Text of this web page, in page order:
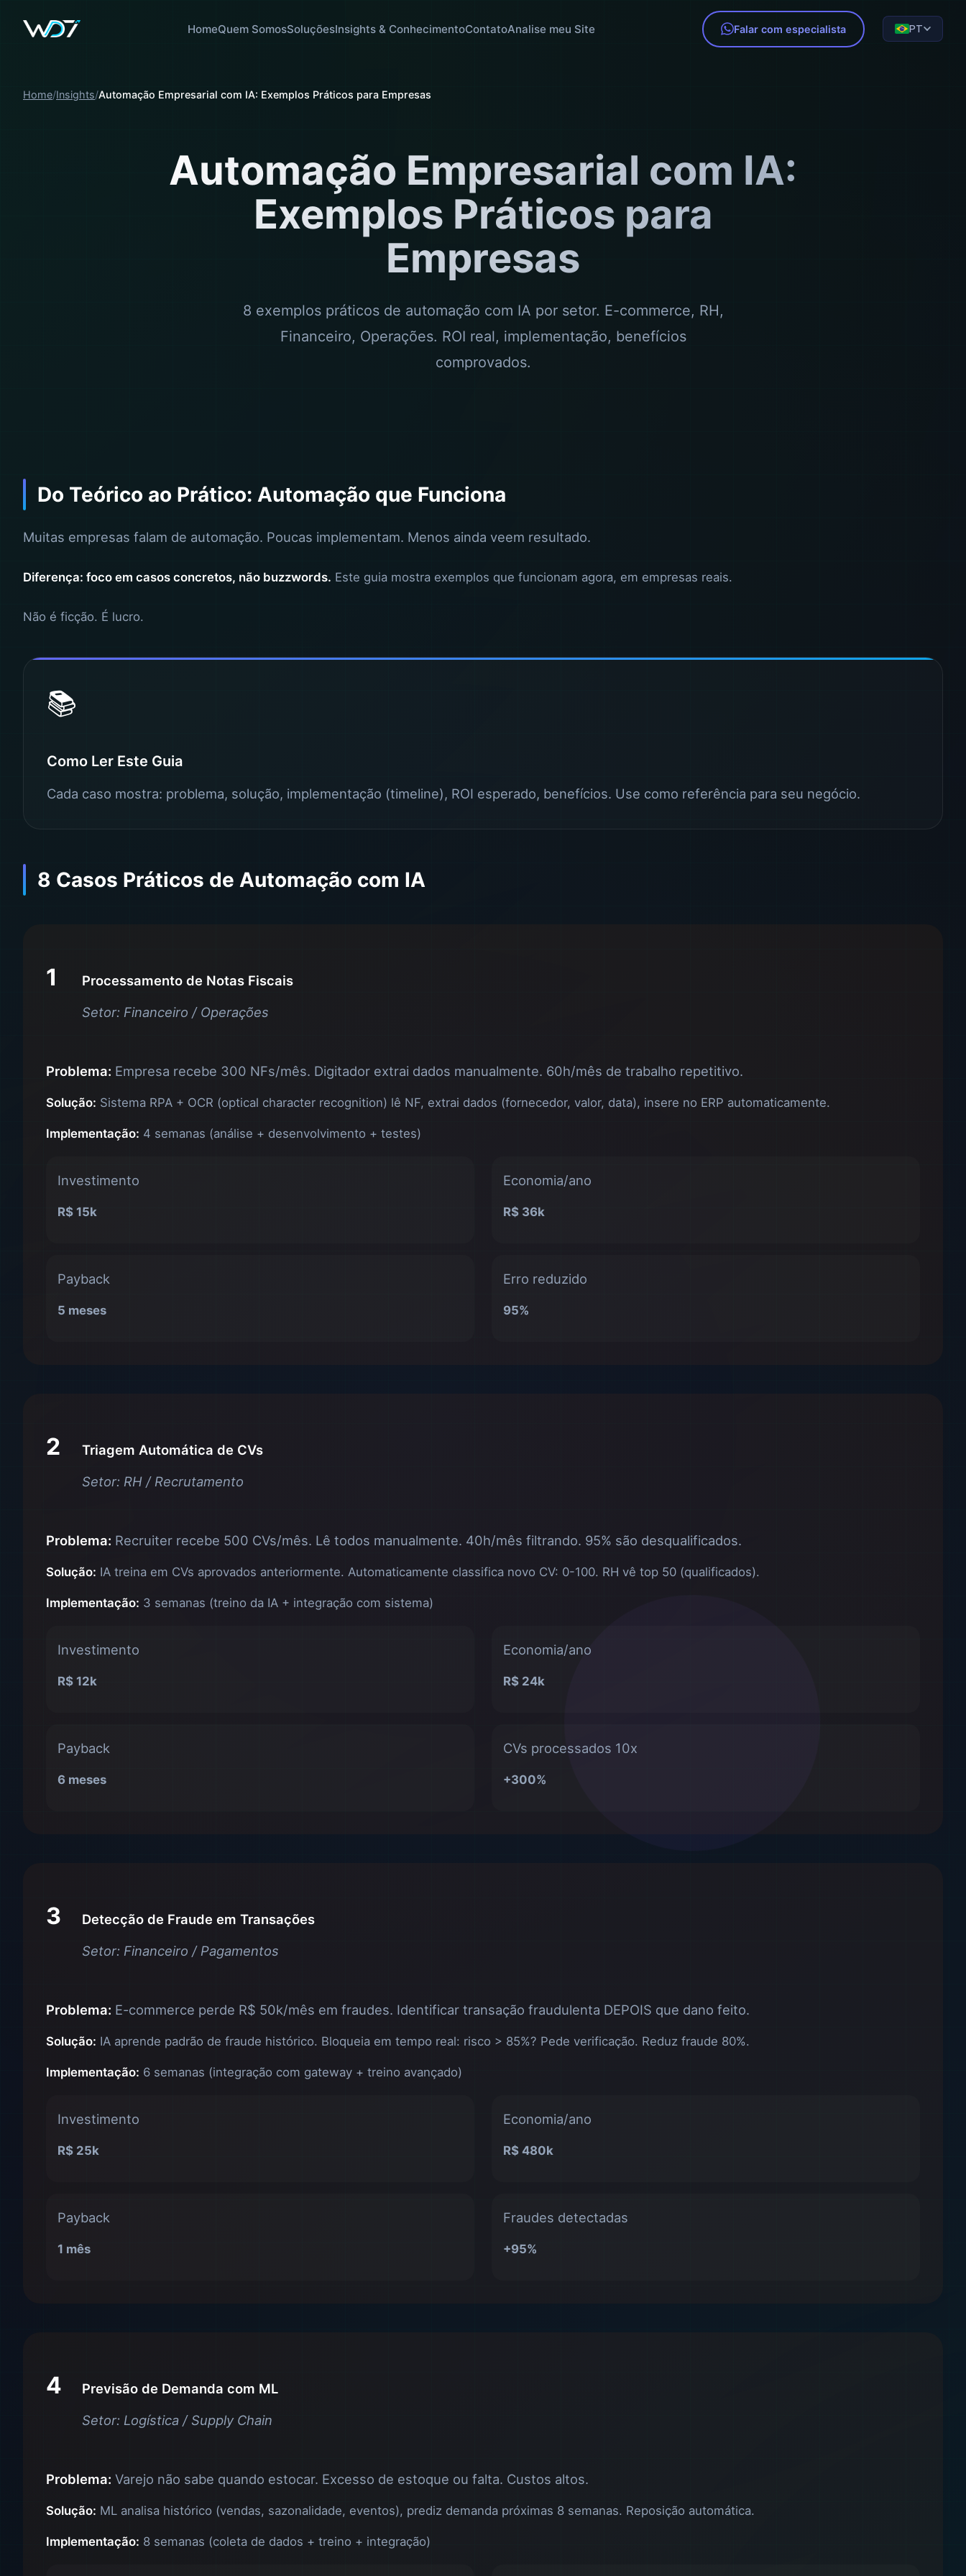
HomeQuem SomosSoluçõesInsights & ConhecimentoContatoAnalise meu Site Falar com especialista PT
Home Insights Automação Empresarial com IA: Exemplos Práticos para Empresas
Automação Empresarial com IA:
Exemplos Práticos para
Empresas
8 exemplos práticos de automação com IA por setor. E-commerce, RH,
Financeiro, Operações. ROI real, implementação, benefícios
comprovados.
Do Teórico ao Prático: Automação que Funciona
Muitas empresas falam de automação. Poucas implementam. Menos ainda veem resultado.
Diferença: foco em casos concretos, não buzzwords. Este guia mostra exemplos que funcionam agora, em empresas reais.
Não é ficção. É lucro.
📚
Como Ler Este Guia
Cada caso mostra: problema, solução, implementação (timeline), ROI esperado, benefícios. Use como referência para seu negócio.
8 Casos Práticos de Automação com IA
1
Processamento de Notas Fiscais
Setor: Financeiro / Operações
Problema: Empresa recebe 300 NFs/mês. Digitador extrai dados manualmente. 60h/mês de trabalho repetitivo.
Solução: Sistema RPA + OCR (optical character recognition) lê NF, extrai dados (fornecedor, valor, data), insere no ERP automaticamente.
Implementação: 4 semanas (análise + desenvolvimento + testes)
Investimento
R$ 15k
Economia/ano
R$ 36k
Payback
5 meses
Erro reduzido
95%
2
Triagem Automática de CVs
Setor: RH / Recrutamento
Problema: Recruiter recebe 500 CVs/mês. Lê todos manualmente. 40h/mês filtrando. 95% são desqualificados.
Solução: IA treina em CVs aprovados anteriormente. Automaticamente classifica novo CV: 0-100. RH vê top 50 (qualificados).
Implementação: 3 semanas (treino da IA + integração com sistema)
Investimento
R$ 12k
Economia/ano
R$ 24k
Payback
6 meses
CVs processados 10x
+300%
3
Detecção de Fraude em Transações
Setor: Financeiro / Pagamentos
Problema: E-commerce perde R$ 50k/mês em fraudes. Identificar transação fraudulenta DEPOIS que dano feito.
Solução: IA aprende padrão de fraude histórico. Bloqueia em tempo real: risco > 85%? Pede verificação. Reduz fraude 80%.
Implementação: 6 semanas (integração com gateway + treino avançado)
Investimento
R$ 25k
Economia/ano
R$ 480k
Payback
1 mês
Fraudes detectadas
+95%
4
Previsão de Demanda com ML
Setor: Logística / Supply Chain
Problema: Varejo não sabe quando estocar. Excesso de estoque ou falta. Custos altos.
Solução: ML analisa histórico (vendas, sazonalidade, eventos), prediz demanda próximas 8 semanas. Reposição automática.
Implementação: 8 semanas (coleta de dados + treino + integração)